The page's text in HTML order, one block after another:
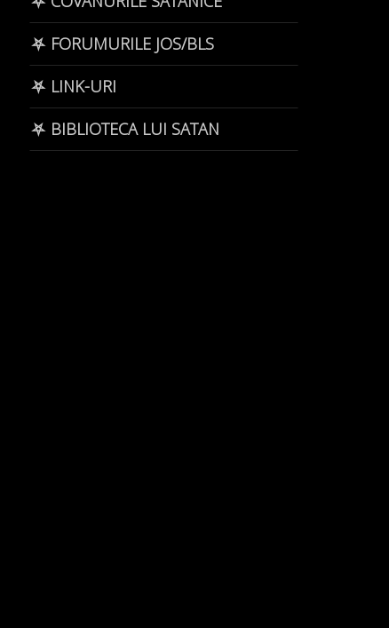
⛧ FORUMURILE JOS/BLS
⛧ LINK-URI
⛧ BIBLIOTECA LUI SATAN